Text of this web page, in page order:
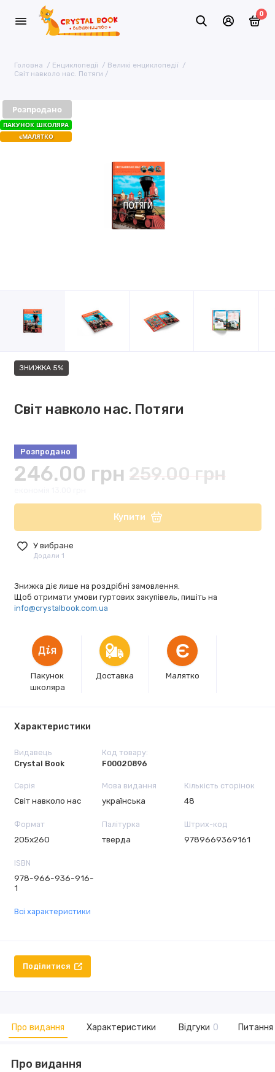
0
Головна Енциклопедії
Великі енциклопедії
Світ навколо нас. Потяги
Розпродано
ПАКУНОК ШКОЛЯРА
єМАЛЯТКО
ЗНИЖКА 5%
Світ навколо нас. Потяги
Розпродано
246.00 грн 259.00 грн
Купити
У вибране
Додали 1
Знижка діє лише на роздрібні замовлення.
Щоб отримати умови гуртових закупівель, пишіть на
info@crystalbook.com.ua
Пакунок
школяра
Доставка
Є
Малятко
Характеристики
Видавець
Crystal Book
Код товару:
F00020896
Серія
Світ навколо нас
Мова видання
українська
Кількість сторінок
48
Формат
205х260
Палітурка
тверда
Штрих-код
9789669369161
ISBN
978-966-936-916-
1
Всі характеристики
Поділитися
Про видання Характеристики Відгуки 0 Питання
Про видання